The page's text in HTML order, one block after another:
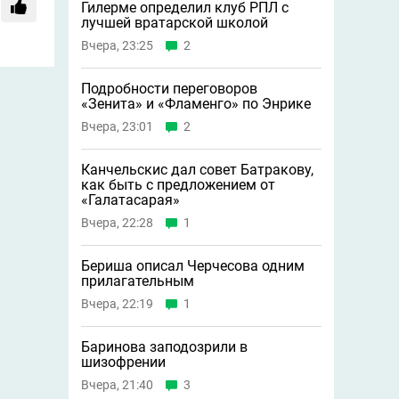
Гилерме определил клуб РПЛ с
лучшей вратарской школой
Вчера, 23:25 2
Подробности переговоров
«Зенита» и «Фламенго» по Энрике
Вчера, 23:01 2
Канчельскис дал совет Батракову,
как быть с предложением от
«Галатасарая»
Вчера, 22:28 1
Бериша описал Черчесова одним
прилагательным
Вчера, 22:19 1
Баринова заподозрили в
шизофрении
Вчера, 21:40 3